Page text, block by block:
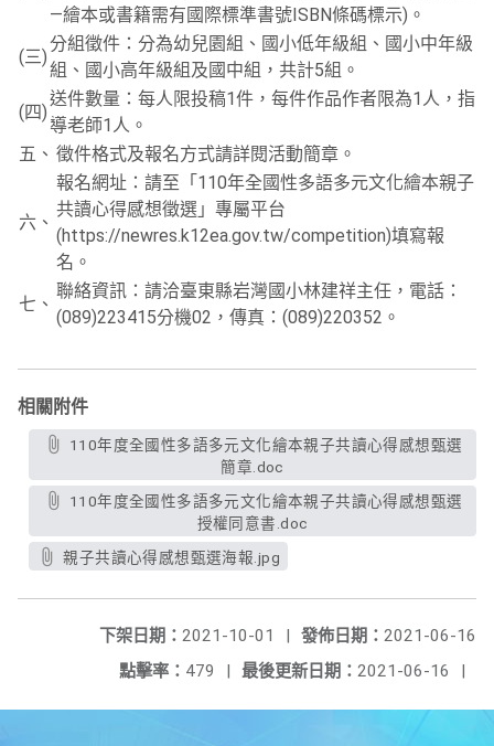
—繪本或書籍需有國際標準書號ISBN條碼標示)。
(三)
分組徵件：分為幼兒園組、國小低年級組、國小中年級
組、國小高年級組及國中組，共計5組。
(四)
送件數量：每人限投稿1件，每件作品作者限為1人，指
導老師1人。
五、 徵件格式及報名方式請詳閱活動簡章。
六、
報名網址：請至「110年全國性多語多元文化繪本親子
共讀心得感想徵選」專屬平台
(https://newres.k12ea.gov.tw/competition)填寫報
名。
七、
聯絡資訊：請洽臺東縣岩灣國小林建祥主任，電話：
(089)223415分機02，傳真：(089)220352。
相關附件
簡章.doc
授權同意書.doc
親子共讀心得感想甄選海報.jpg
發佈日期： 2021-06-16
下架日期： 2021-10-01
|
最後更新日期： 2021-06-16 |
點擊率： 479 |